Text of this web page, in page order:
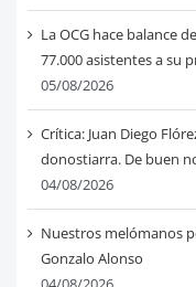
La OCG hace balance
77.000 asistentes a su
05/08/2026
Crítica: Juan Diego
donostiarra. De buen
04/08/2026
Nuestros melómanos
Gonzalo Alonso